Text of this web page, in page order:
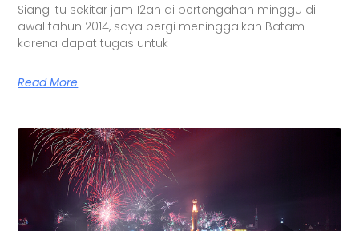
Siang itu sekitar jam 12an di pertengahan minggu di
awal tahun 2014, saya pergi meninggalkan Batam
karena dapat tugas untuk
Read More